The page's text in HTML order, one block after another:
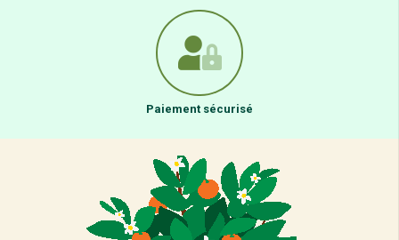
Paiement sécurisé